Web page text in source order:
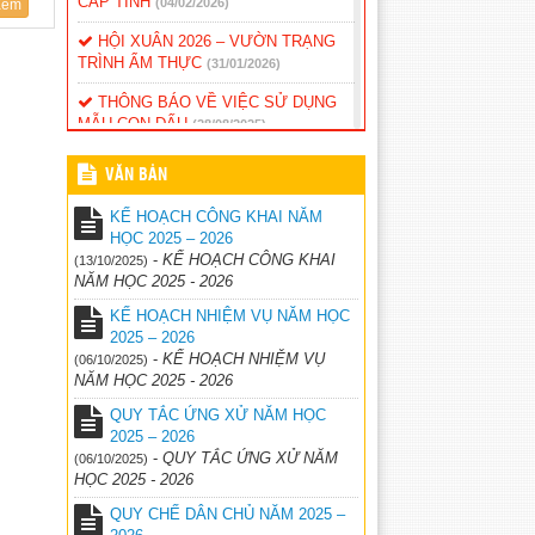
HỘI XUÂN 2026 – VƯỜN TRẠNG
TRÌNH ẨM THỰC (31/01/2026)
THÔNG BÁO VỀ VIỆC SỬ DỤNG
MẪU CON DẤU (28/08/2025)
THÔNG BÁO TỰU TRƯỜNG NĂM
HỌC 2025 – 2026
Quyết định phê duyệt tài liệu giáo
dục địa phương lớp 1,2,3,4,5 sử dụng
trong cơ sở giáo dục phổ thông của
tỉnh Đăk Nông (26/05/2025)
Thống kê đánh gia năng lực, phẩm
chất học sinh cuối năm (26/05/2025)
VĂN BẢN
KẾ HOẠCH CÔNG KHAI NĂM
HỌC 2025 – 2026
(13/10/2025) - KẾ HOẠCH CÔNG KHAI
NĂM HỌC 2025 - 2026
KẾ HOẠCH NHIỆM VỤ NĂM HỌC
2025 – 2026
(06/10/2025) - KẾ HOẠCH NHIỆM VỤ
NĂM HỌC 2025 - 2026
QUY TẮC ỨNG XỬ NĂM HỌC
2025 – 2026
(06/10/2025) - QUY TẮC ỨNG XỬ NĂM
HỌC 2025 - 2026
QUY CHẾ DÂN CHỦ NĂM 2025 –